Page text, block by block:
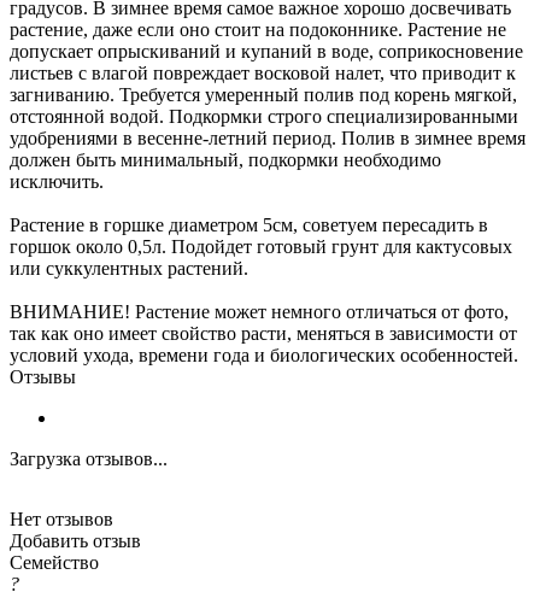
градусов. В зимнее время самое важное хорошо досвечивать
растение, даже если оно стоит на подоконнике. Растение не
допускает опрыскиваний и купаний в воде, соприкосновение
листьев с влагой повреждает восковой налет, что приводит к
загниванию. Требуется умеренный полив под корень мягкой,
отстоянной водой. Подкормки строго специализированными
удобрениями в весенне-летний период. Полив в зимнее время
должен быть минимальный, подкормки необходимо
исключить.
Растение в горшке диаметром 5см, советуем пересадить в
горшок около 0,5л. Подойдет готовый грунт для кактусовых
или суккулентных растений.
ВНИМАНИЕ! Растение может немного отличаться от фото,
так как оно имеет свойство расти, меняться в зависимости от
условий ухода, времени года и биологических особенностей.
Отзывы
Загрузка отзывов...
Нет отзывов
Добавить отзыв
Семейство
?